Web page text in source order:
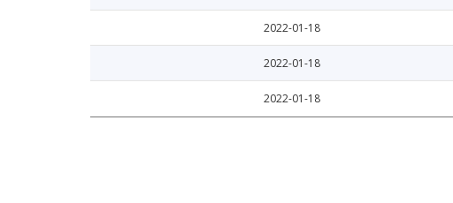
2022-01-18
2022-01-18
2022-01-18